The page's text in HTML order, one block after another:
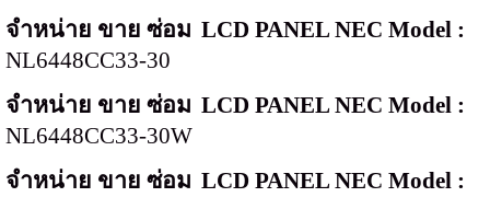
จำหน่าย ขาย ซ่อม LCD PANEL NEC Model :
NL6448CC33-30
จำหน่าย ขาย ซ่อม LCD PANEL NEC Model :
NL6448CC33-30W
จำหน่าย ขาย ซ่อม LCD PANEL NEC Model :